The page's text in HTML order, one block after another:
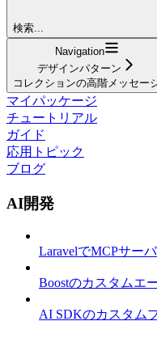
検索...
Navigation
デザインパターン
コレクションの高階メッセー
マイパッケージ
チュートリアル
ガイド
応用トピック
ブログ
AI開発
LaravelでMCPサー
Boostのカスタムエ
AI SDKのカスタム